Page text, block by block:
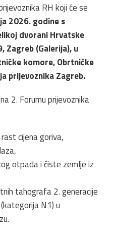
RH koji će se
2026. godine s
dvorani Hrvatske
Zagreb (Galerija), u
komore, Obrtničke
prijevoznika Zagreb.
2. Forumu prijevoznika
cijena goriva,
otpada i čiste zemlje iz
tahografa 2. generacije
N1) u